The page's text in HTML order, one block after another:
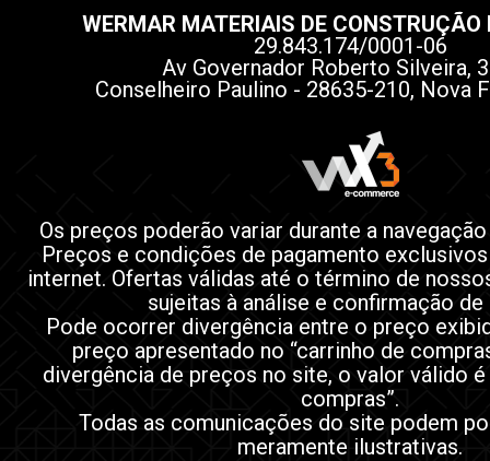
WERMAR MATERIAIS DE CONSTRUÇÃO
29.843.174/0001-06
Av Governador Roberto Silveira,
Conselheiro Paulino - 28635-210, Nova
Os preços poderão variar durante a
Preços e condições de pagamento
internet. Ofertas válidas até o término de
sujeitas à análise e confirmação de
Pode ocorrer divergência entre o preço
preço apresentado no “carrinho de
divergência de preços no site, o valor válido é
compras”.
Todas as comunicações do site podem
meramente ilustrativas.